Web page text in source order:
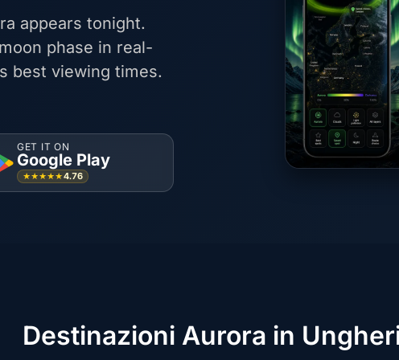
appears tonight.
phase in real-
best viewing times.
GET IT ON
Google Play
★★★★★4.76
Destinazioni Aurora in